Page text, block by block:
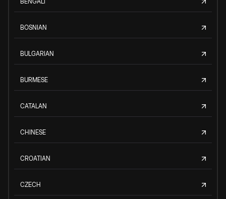
BOSNIAN
BULGARIAN
BURMESE
CATALAN
CHINESE
CROATIAN
CZECH